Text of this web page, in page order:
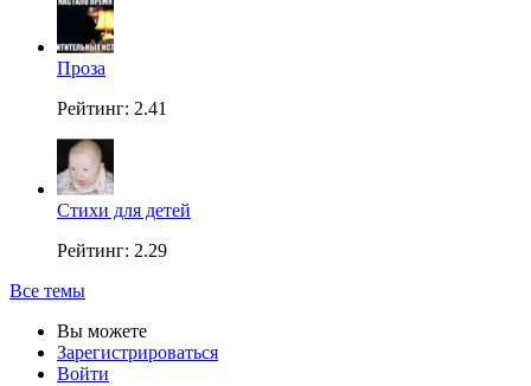
Проза
Рейтинг: 2.41
Стихи для детей
Рейтинг: 2.29
Все темы
Вы можете
Зарегистрироваться
Войти